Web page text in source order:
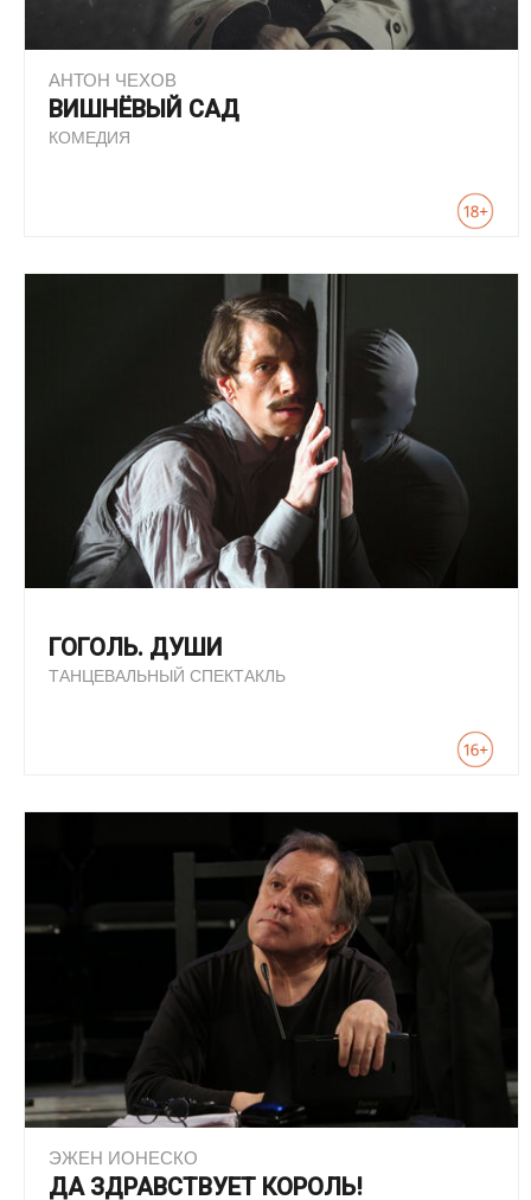
АНТОН ЧЕХОВ
ВИШНЁВЫЙ САД
КОМЕДИЯ
ГОГОЛЬ. ДУШИ
ТАНЦЕВАЛЬНЫЙ СПЕКТАКЛЬ
ЭЖЕН ИОНЕСКО
ДА ЗДРАВСТВУЕТ КОРОЛЬ!